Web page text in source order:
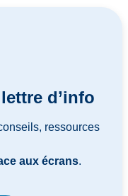
d’info
ressources
aux écrans.